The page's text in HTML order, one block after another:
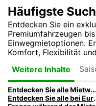
Häufigste
Entdecken Sie ein
Premiumfahrzeugen
Einwegmietoptionen.
Komfort, Flexibilität
Weitere Inhalte
Entdecken Sie alle Mietwagen-Services und -Produkte bei Europcar
Entdecken